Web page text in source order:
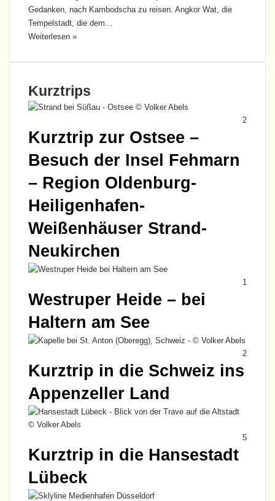
Gedanken, nach Kambodscha zu reisen. Angkor Wat, die
Tempelstadt, die dem…
Weiterlesen »
Kurztrips
2
Kurztrip zur Ostsee –
Besuch der Insel Fehmarn
– Region Oldenburg-
Heiligenhafen-
Weißenhäuser Strand-
Neukirchen
1
Westruper Heide – bei
Haltern am See
2
Kurztrip in die Schweiz ins
Appenzeller Land
5
Kurztrip in die Hansestadt
Lübeck